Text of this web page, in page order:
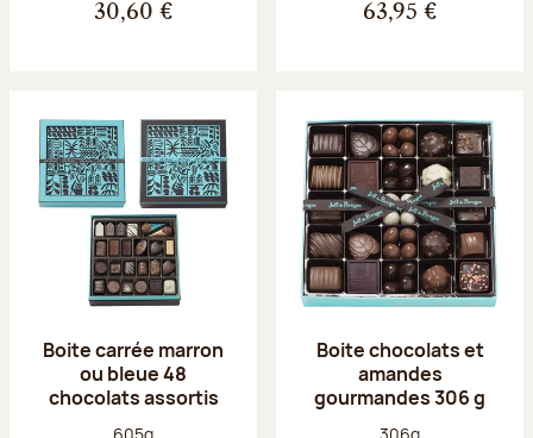
30,60 € 63,95 €
Boite carrée marron
ou bleue 48
chocolats assortis
Poids net :
Boite chocolats et
amandes
gourmandes 306 g
Poids net :